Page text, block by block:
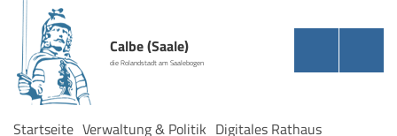
Calbe (Saale)
die Rolandstadt am Saalebogen
Startseite Verwaltung & Politik Digitales Rathaus